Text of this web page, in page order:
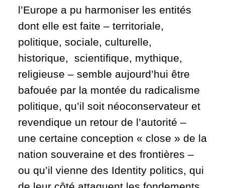
l’Europe a pu harmoniser les entités
dont elle est faite – territoriale,
politique, sociale, culturelle,
historique, scientifique, mythique,
religieuse – semble aujourd’hui être
bafouée par la montée du radicalisme
politique, qu’il soit néoconservateur et
revendique un retour de l’autorité –
une certaine conception « close » de la
nation souveraine et des frontières –
ou qu’il vienne des Identity politics, qui